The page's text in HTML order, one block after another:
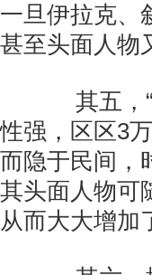
一旦伊拉克、
甚至头面人物
其五，“
性强，区区3
而隐于民间，
其头面人物可
从而大大增加